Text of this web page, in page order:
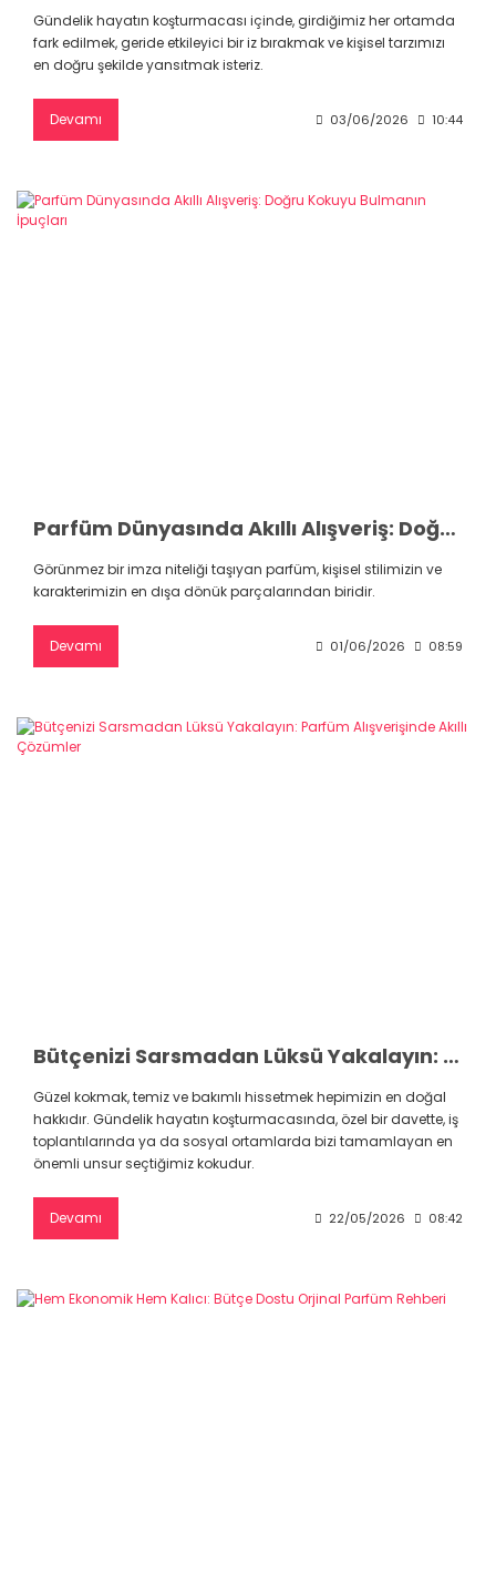
Gündelik hayatın koşturmacası içinde, girdiğimiz her ortamda
fark edilmek, geride etkileyici bir iz bırakmak ve kişisel tarzımızı
en doğru şekilde yansıtmak isteriz.
Devamı 03/06/2026 10:44
Parfüm Dünyasında Akıllı Alışveriş: Doğru Kokuyu Bulmanın İpuçları
Görünmez bir imza niteliği taşıyan parfüm, kişisel stilimizin ve
karakterimizin en dışa dönük parçalarından biridir.
Devamı 01/06/2026 08:59
Bütçenizi Sarsmadan Lüksü Yakalayın: Parfüm Alışverişinde Akıllı Çözümler
Güzel kokmak, temiz ve bakımlı hissetmek hepimizin en doğal
hakkıdır. Gündelik hayatın koşturmacasında, özel bir davette, iş
toplantılarında ya da sosyal ortamlarda bizi tamamlayan en
önemli unsur seçtiğimiz kokudur.
Devamı 22/05/2026 08:42